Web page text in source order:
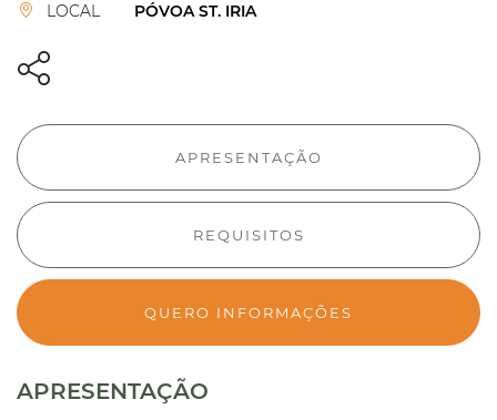
LOCAL
PÓVOA ST. IRIA
APRESENTAÇÃO
APRESENTAÇÃO
REQUISITOS
QUERO INFORMAÇÕES